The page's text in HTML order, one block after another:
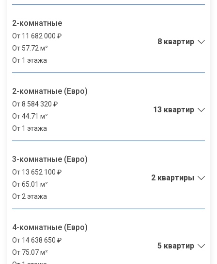
2-комнатные
От 11 682 000 ₽
От 57.72 м²
От 1 этажа
8 квартир
2-комнатные (Евро)
От 8 584 320 ₽
От 44.71 м²
От 1 этажа
13 квартир
3-комнатные (Евро)
От 13 652 100 ₽
От 65.01 м²
От 2 этажа
2 квартиры
4-комнатные (Евро)
От 14 638 650 ₽
От 75.07 м²
5 квартир